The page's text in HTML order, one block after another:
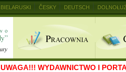
UWAGA!!! WYDAWNICTWO I
BIELARUSKI ČESKY DEUTSCH